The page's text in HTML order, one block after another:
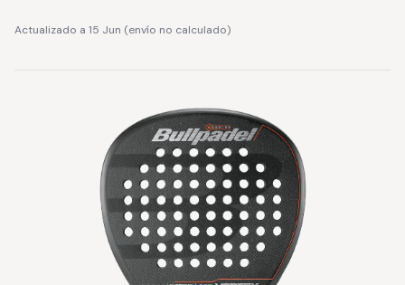
Actualizado a 15 Jun (envío no calculado)